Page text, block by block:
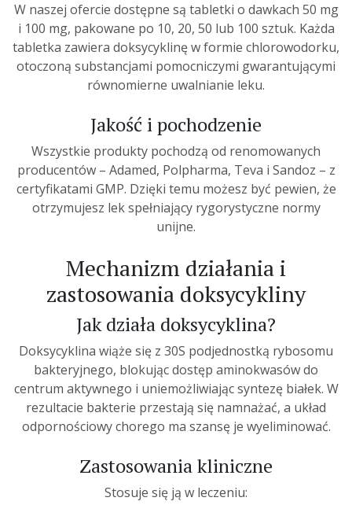
W naszej ofercie dostępne są tabletki o dawkach 50 mg
i 100 mg, pakowane po 10, 20, 50 lub 100 sztuk. Każda
tabletka zawiera doksycyklinę w formie chlorowodorku,
otoczoną substancjami pomocniczymi gwarantującymi
równomierne uwalnianie leku.
Jakość i pochodzenie
Wszystkie produkty pochodzą od renomowanych
producentów – Adamed, Polpharma, Teva i Sandoz – z
certyfikatami GMP. Dzięki temu możesz być pewien, że
otrzymujesz lek spełniający rygorystyczne normy
unijne.
Mechanizm działania i
zastosowania doksycykliny
Jak działa doksycyklina?
Doksycyklina wiąże się z 30S podjednostką rybosomu
bakteryjnego, blokując dostęp aminokwasów do
centrum aktywnego i uniemożliwiając syntezę białek. W
rezultacie bakterie przestają się namnażać, a układ
odpornościowy chorego ma szansę je wyeliminować.
Zastosowania kliniczne
Stosuje się ją w leczeniu: